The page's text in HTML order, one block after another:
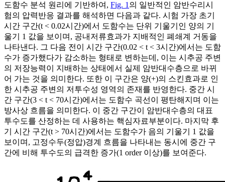
도함수 분석 원리에 기반하여, Fig. 1 의 일반적인 암반수리시
험의 압력반응 결과를 해석하면 다음과 같다. 시험 가장 초기
시간 구간(t < 0.02시간)에서 도함수는 단위 기울기인 양의 기
울기 1 값을 보이며, 공내저류효과가 지배적인 폐쇄계 거동을
나타낸다. 그 다음 전이 시간 구간(0.02 < t < 3시간)에서는 도함
수가 증가했다가 감소하는 형태로 변하는데, 이는 시추공 주변
의 저장능력이 지배하는 상태에서 실제 암반대수층으로 바뀌
어 가는 것을 의미한다. 또한 이 구간은 양(+)의 스킨효과로 인
한 시추공 주변의 저투수성 영역의 존재를 반영한다. 중간 시
간 구간(3 < t < 70시간)에서는 도함수 곡선이 평탄해지며 이는
방사상 흐름을 의미한다. 이 중간 구간이 암반대수층의 대표
투수도를 산정하는 데 사용하는 핵심자료부분이다. 마지막 후
기 시간 구간(t > 70시간)에서는 도함수가 음의 기울기 1 값을
보이며, 고정수두(정압)경계 흐름을 나타내는 동시에 중간 구
간에 비해 투수도의 급격한 증가(1 order 이상)를 보여준다.